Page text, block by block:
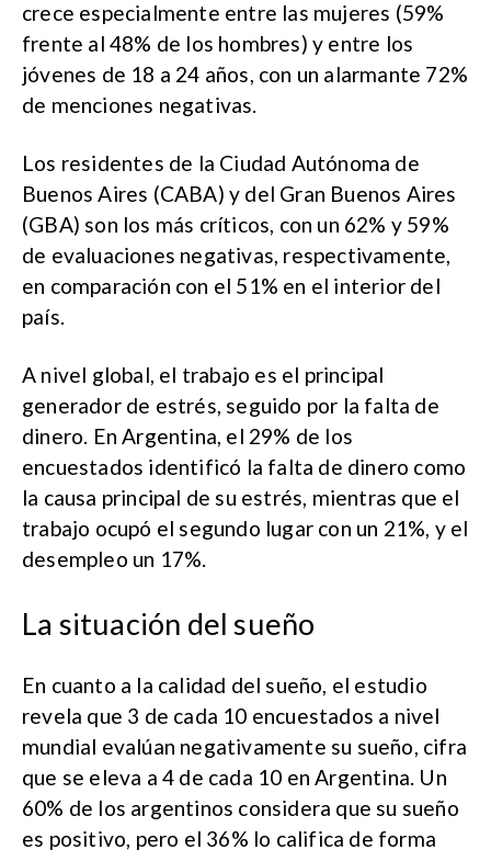
crece especialmente entre las mujeres (59%
frente al 48% de los hombres) y entre los
jóvenes de 18 a 24 años, con un alarmante 72%
de menciones negativas.
Los residentes de la Ciudad Autónoma de
Buenos Aires (CABA) y del Gran Buenos Aires
(GBA) son los más críticos, con un 62% y 59%
de evaluaciones negativas, respectivamente,
en comparación con el 51% en el interior del
país.
A nivel global, el trabajo es el principal
generador de estrés, seguido por la falta de
dinero. En Argentina, el 29% de los
encuestados identificó la falta de dinero como
la causa principal de su estrés, mientras que el
trabajo ocupó el segundo lugar con un 21%, y el
desempleo un 17%.
La situación del sueño
En cuanto a la calidad del sueño, el estudio
revela que 3 de cada 10 encuestados a nivel
mundial evalúan negativamente su sueño, cifra
que se eleva a 4 de cada 10 en Argentina. Un
60% de los argentinos considera que su sueño
es positivo, pero el 36% lo califica de forma